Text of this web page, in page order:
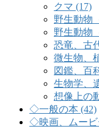
クマ (17)
野生動物
野生動物
恐竜、古
微生物、
図鑑、百
生物学、
想像上の
◇一般の本 (42)
◇映画、ムービ